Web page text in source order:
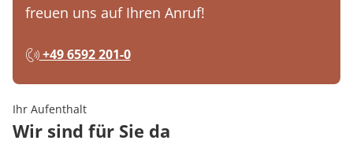
freuen uns auf Ihren Anruf!
+49 6592 201-0
Ihr Aufenthalt
Wir sind für Sie da